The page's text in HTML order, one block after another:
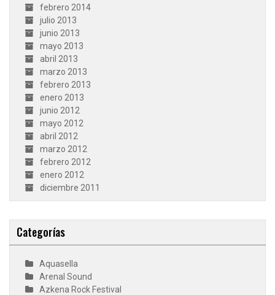
febrero 2014
julio 2013
junio 2013
mayo 2013
abril 2013
marzo 2013
febrero 2013
enero 2013
junio 2012
mayo 2012
abril 2012
marzo 2012
febrero 2012
enero 2012
diciembre 2011
Categorías
Aquasella
Arenal Sound
Azkena Rock Festival